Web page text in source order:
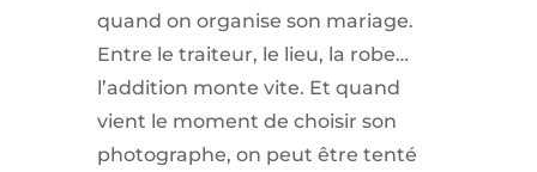
quand on organise son mariage.
Entre le traiteur, le lieu, la robe…
l’addition monte vite. Et quand
vient le moment de choisir son
photographe, on peut être tenté